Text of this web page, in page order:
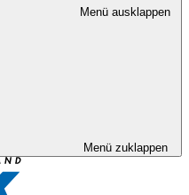
Menü ausklappen
Menü zuklappen